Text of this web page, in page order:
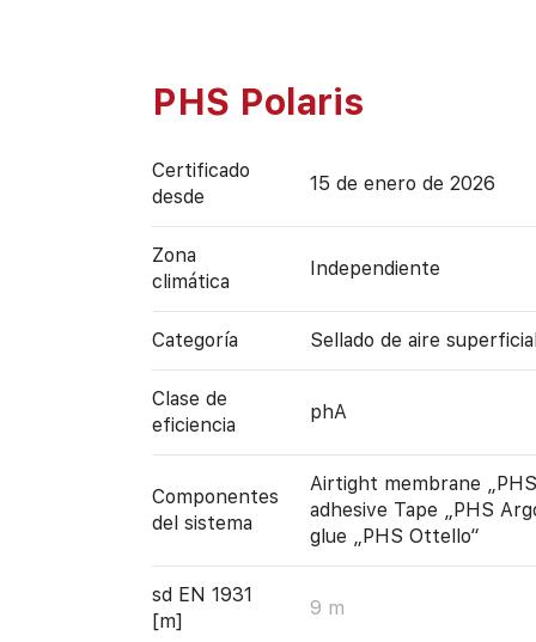
PHS Polaris
Certificado
desde
15 de enero de 2026
Zona
climática
Independiente
Categoría Sellado de aire
Clase de
eficiencia
phA
Componentes
del sistema
Airtight membrane
adhesive Tape „PHS
glue „PHS Ottello“
sd EN 1931
[m]
9 m